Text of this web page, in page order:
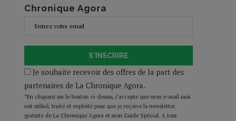
Chronique Agora
S'INSCRIRE
Je souhaite recevoir des offres de la part des
partenaires de La Chronique Agora.
*En cliquant sur le bouton ci-dessus, j’accepte que mon e-mail saisi
soit utilisé, traité et exploité pour que je reçoive la newsletter
gratuite de La Chronique Agora et mon Guide Spécial. A tout